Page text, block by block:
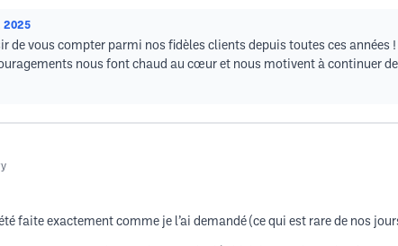
2025
de vous compter parmi nos fidèles clients depuis toutes ces
nous font chaud au cœur et nous motivent à continuer
faite exactement comme je l’ai demandé (ce qui est rare de nos